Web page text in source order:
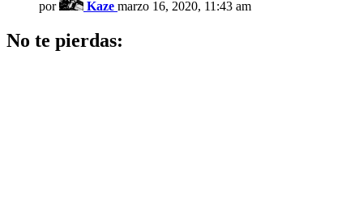
por Kaze marzo 16, 2020, 11:43 am
No te pierdas: